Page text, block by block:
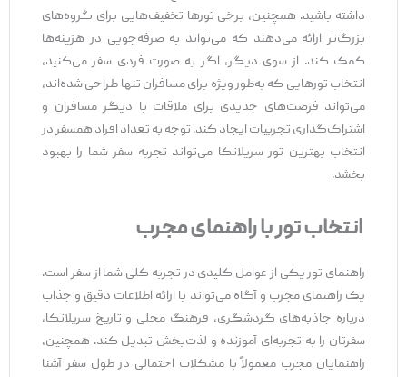
داشته باشید. همچنین، برخی تورها تخفیف‌هایی برای گروه‌های
بزرگ‌تر ارائه می‌دهند که می‌تواند به صرفه‌جویی در هزینه‌ها
کمک کند. از سوی دیگر، اگر به صورت فردی سفر می‌کنید،
انتخاب تورهایی که به‌طور ویژه برای مسافران تنها طراحی شده‌اند،
می‌تواند فرصت‌های جدیدی برای ملاقات با دیگر مسافران و
اشتراک‌گذاری تجربیات ایجاد کند. توجه به تعداد افراد همسفر در
انتخاب بهترین تور سریلانکا می‌تواند تجربه سفر شما را بهبود
بخشد.
انتخاب تور با راهنمای مجرب
راهنمای تور یکی از عوامل کلیدی در تجربه کلی شما از سفر است.
یک راهنمای مجرب و آگاه می‌تواند با ارائه اطلاعات دقیق و جذاب
درباره جاذبه‌های گردشگری، فرهنگ محلی و تاریخ سریلانکا،
سفرتان را به تجربه‌ای آموزنده و لذت‌بخش تبدیل کند. همچنین،
راهنمایان مجرب معمولاً با مشکلات احتمالی در طول سفر آشنا